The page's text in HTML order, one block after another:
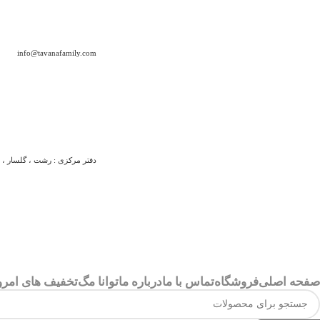
دفتر مرکزی : رشت ، گلسار ،
صفحه اصلیفروشگاهتماس با مادرباره ماتوانا مگتخفیف های